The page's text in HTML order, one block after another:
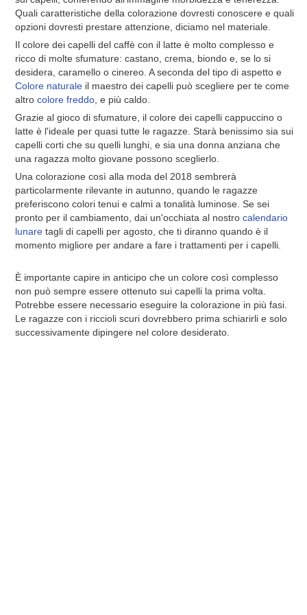
Quali caratteristiche della colorazione dovresti conoscere e quali
opzioni dovresti prestare attenzione, diciamo nel materiale.
Il colore dei capelli del caffè con il latte è molto complesso e
ricco di molte sfumature: castano, crema, biondo e, se lo si
desidera, caramello o cinereo. A seconda del tipo di aspetto e
Colore naturale il maestro dei capelli può scegliere per te come
altro colore freddo, e più caldo.
Grazie al gioco di sfumature, il colore dei capelli cappuccino o
latte è l'ideale per quasi tutte le ragazze. Starà benissimo sia sui
capelli corti che su quelli lunghi, e sia una donna anziana che
una ragazza molto giovane possono sceglierlo.
Una colorazione così alla moda del 2018 sembrerà
particolarmente rilevante in autunno, quando le ragazze
preferiscono colori tenui e calmi a tonalità luminose. Se sei
pronto per il cambiamento, dai un'occhiata al nostro calendario
lunare tagli di capelli per agosto, che ti diranno quando è il
momento migliore per andare a fare i trattamenti per i capelli.
È importante capire in anticipo che un colore così complesso
non può sempre essere ottenuto sui capelli la prima volta.
Potrebbe essere necessario eseguire la colorazione in più fasi.
Le ragazze con i riccioli scuri dovrebbero prima schiarirli e solo
successivamente dipingere nel colore desiderato.